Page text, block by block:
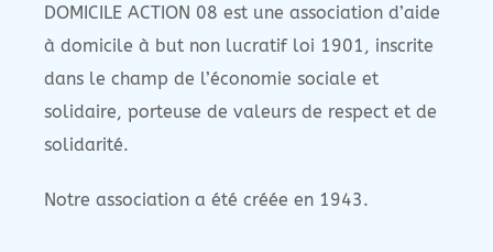
DOMICILE ACTION 08 est une association d’aide
à domicile à but non lucratif loi 1901, inscrite
dans le champ de l’économie sociale et
solidaire, porteuse de valeurs de respect et de
solidarité.
Notre association a été créée en 1943.